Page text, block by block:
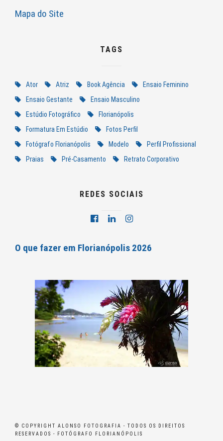
Mapa do Site
TAGS
Ator Atriz Book Agência
Ensaio Feminino
Ensaio Gestante
Ensaio Masculino
Estúdio Fotográfico
Florianópolis
Formatura Em Estúdio
Fotos Perfil
Fotógrafo Florianópolis
Modelo
Perfil Profissional
Praias
Pré-Casamento Retrato Corporativo
REDES SOCIAIS
O que fazer em Florianópolis 2026
© COPYRIGHT ALONSO FOTOGRAFIA - TODOS OS DIREITOS
RESERVADOS - FOTÓGRAFO FLORIANÓPOLIS